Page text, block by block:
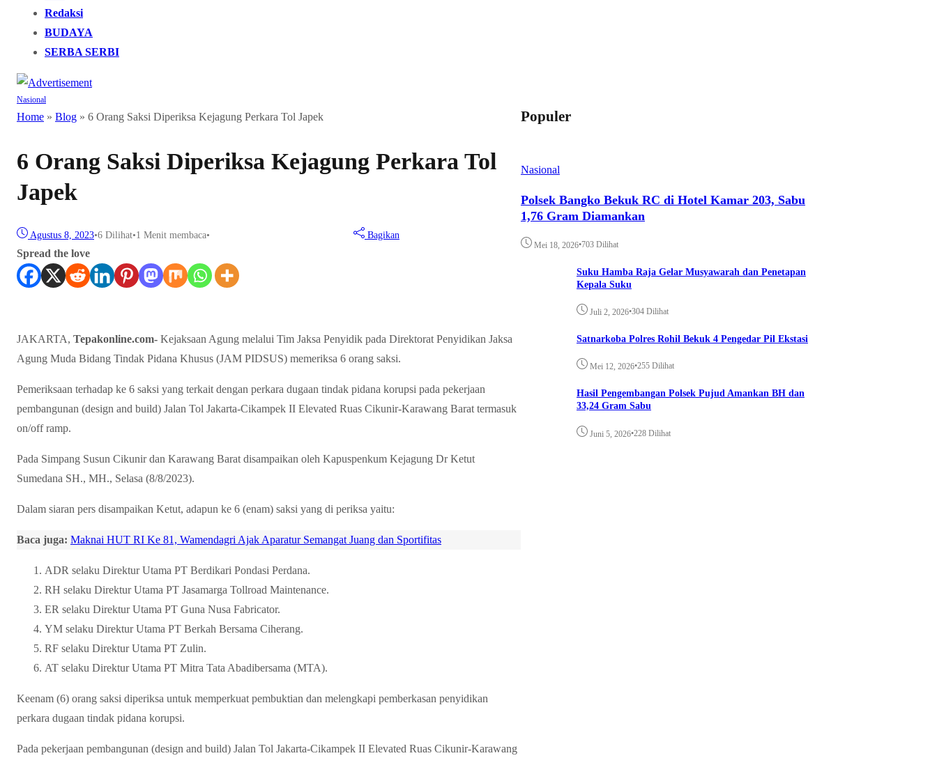
Redaksi
BUDAYA
SERBA SERBI
Nasional
Home » Blog » 6 Orang Saksi Diperiksa Kejagung Perkara Tol Japek
6 Orang Saksi Diperiksa Kejagung Perkara Tol
Japek
Agustus 8, 2023•6 Dilihat•1 Menit membaca• Bagikan
Spread the love
JAKARTA, Tepakonline.com- Kejaksaan Agung melalui Tim Jaksa Penyidik pada Direktorat Penyidikan Jaksa
Agung Muda Bidang Tindak Pidana Khusus (JAM PIDSUS) memeriksa 6 orang saksi.
Pemeriksaan terhadap ke 6 saksi yang terkait dengan perkara dugaan tindak pidana korupsi pada pekerjaan
pembangunan (design and build) Jalan Tol Jakarta-Cikampek II Elevated Ruas Cikunir-Karawang Barat termasuk
on/off ramp.
Pada Simpang Susun Cikunir dan Karawang Barat disampaikan oleh Kapuspenkum Kejagung Dr Ketut
Sumedana SH., MH., Selasa (8/8/2023).
Dalam siaran pers disampaikan Ketut, adapun ke 6 (enam) saksi yang di periksa yaitu:
Baca juga: Maknai HUT RI Ke 81, Wamendagri Ajak Aparatur Semangat Juang dan Sportifitas
ADR selaku Direktur Utama PT Berdikari Pondasi Perdana.
RH selaku Direktur Utama PT Jasamarga Tollroad Maintenance.
ER selaku Direktur Utama PT Guna Nusa Fabricator.
YM selaku Direktur Utama PT Berkah Bersama Ciherang.
RF selaku Direktur Utama PT Zulin.
AT selaku Direktur Utama PT Mitra Tata Abadibersama (MTA).
Keenam (6) orang saksi diperiksa untuk memperkuat pembuktian dan melengkapi pemberkasan penyidikan
perkara dugaan tindak pidana korupsi.
Pada pekerjaan pembangunan (design and build) Jalan Tol Jakarta-Cikampek II Elevated Ruas Cikunir-Karawang
Populer
Nasional
Polsek Bangko Bekuk RC di Hotel Kamar 203, Sabu
1,76 Gram Diamankan
Mei 18, 2026•703 Dilihat
Suku Hamba Raja Gelar Musyawarah dan Penetapan
Kepala Suku
Juli 2, 2026•304 Dilihat
Satnarkoba Polres Rohil Bekuk 4 Pengedar Pil Ekstasi
Mei 12, 2026•255 Dilihat
Hasil Pengembangan Polsek Pujud Amankan BH dan
33,24 Gram Sabu
Juni 5, 2026•228 Dilihat